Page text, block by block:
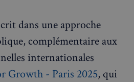
dans une approche
complémentaire aux
internationales
Growth - Paris 2025, qui